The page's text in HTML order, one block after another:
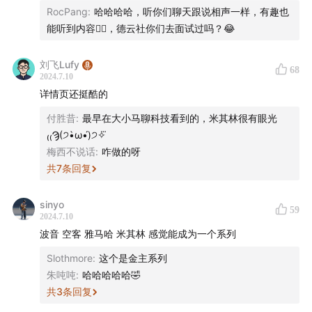
在评论区留言分享在米其林百年创新史中，令你印象最深
将在本期节目的评论区抽取十位听友，送出这份福利，期
待看到大家的分享~
时间轴：
12:49 安德烈：刹车片挽救公司
爱德华：现代轮胎革命
公司福利、米其林轮胎先生与广告设计
RocPang: 哈哈哈哈，听你们聊天跟说相声一样，有趣也
能听到内容👍🏻，德云社你们去面试过吗？😂
刘飞Lufy
2024.7.10
68
详情页还挺酷的
付胜昔: 最早在大小马聊科技看到的，米其林很有眼光
₍₍Ϡ(੭•̀ω•́)੭✧⃛
梅西不说话: 咋做的呀
共7条回复
sinyo
2024.7.10
59
波音 空客 雅马哈 米其林 感觉能成为一个系列
Slothmore: 这个是金主系列
朱吨吨: 哈哈哈哈哈🤣
共3条回复